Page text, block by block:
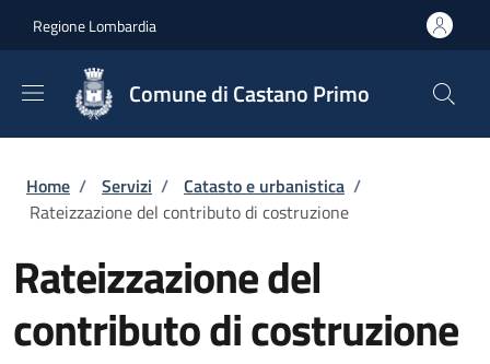
Regione Lombardia
Comune di Castano Primo
Briciole di pane
Home / Servizi / Catasto e urbanistica /
Rateizzazione del contributo di costruzione
Rateizzazione del
contributo di costruzione